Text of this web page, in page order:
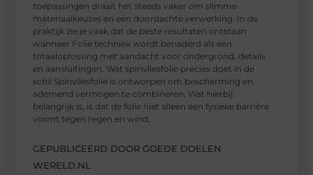
toepassingen draait het steeds vaker om slimme
materiaalkeuzes en een doordachte verwerking. In de
praktijk zie je vaak dat de beste resultaten ontstaan
wanneer Folie techniek wordt benaderd als een
totaaloplossing met aandacht voor ondergrond, details
en aansluitingen. Wat spinvliesfolie precies doet in de
schil Spinvliesfolie is ontworpen om bescherming en
ademend vermogen te combineren. Wat hierbij
belangrijk is, is dat de folie niet alleen een fysieke barrière
vormt tegen regen en wind,
GEPUBLICEERD DOOR GOEDE DOELEN
WERELD.NL